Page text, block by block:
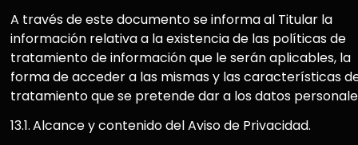
A través de este documento se informa al Titular la
información relativa a la existencia de las políticas de
tratamiento de información que le serán aplicables, la
forma de acceder a las mismas y las características
tratamiento que se pretende dar a los datos
13.1.Alcance y contenido del Aviso de Privacidad.